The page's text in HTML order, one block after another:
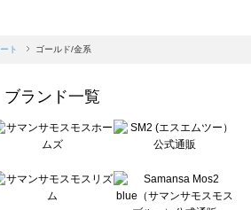
ツハルバイサマンサモスモス）のスカート一覧
スモス ブルー）のスカート一覧
ート一覧
一覧
シック）のスカート一覧
のスカート一覧
ー）のスカート一覧
ト ゴールド/金系
ブランド一覧